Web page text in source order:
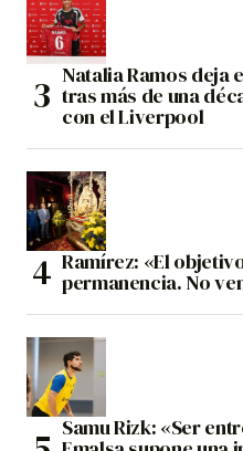
Natalia Ramos deja
tras más de una
con el Liverpool
Ramírez: «El
permanencia. No
Samu Rizk: «Ser